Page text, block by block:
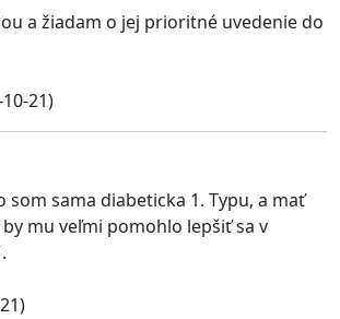
a žiadam o jej prioritné uvedenie do
21)
som sama diabeticka 1. Typu, a mať
mu veľmi pomohlo lepšiť sa v